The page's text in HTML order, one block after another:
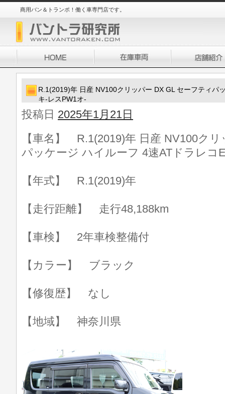
商用バン＆トランポ！働く車専門店です。
R.1(2019)年 日産 NV100クリッパー DX GL セーフティパ
キ-レスPW1オ-
投稿日 2025年1月21日
【車名】 R.1(2019)年 日産 NV100ク
パッケージ ハイルーフ 4速ATドラレコ
【年式】 R.1(2019)年
【走行距離】 走行48,188km
【車検】 2年車検整備付
【カラー】 ブラック
【修復歴】 なし
【地域】 神奈川県